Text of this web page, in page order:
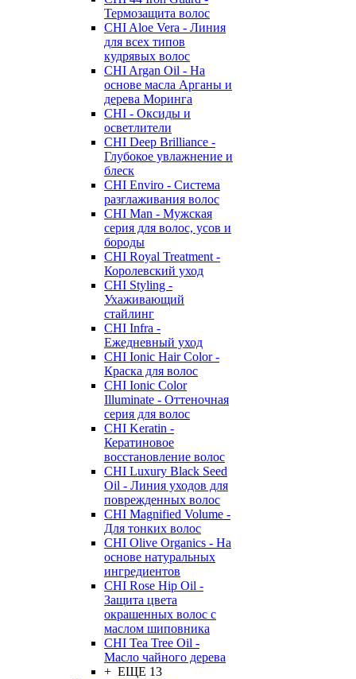
Термозащита волос
CHI Aloe Vera - Линия
для всех типов
кудрявых волос
CHI Argan Oil - На
основе масла Арганы и
дерева Моринга
CHI - Оксиды и
осветлители
CHI Deep Brilliance -
Глубокое увлажнение и
блеск
CHI Enviro - Система
разглаживания волос
CHI Man - Мужская
серия для волос, усов и
бороды
CHI Royal Treatment -
Королевский уход
CHI Styling -
Ухаживающий
стайлинг
CHI Infra -
Ежедневный уход
CHI Ionic Hair Color -
Краска для волос
CHI Ionic Color
Illuminate - Оттеночная
серия для волос
CHI Keratin -
Кератиновое
восстановление волос
CHI Luxury Black Seed
Oil - Линия уходов для
поврежденных волос
CHI Magnified Volume -
Для тонких волос
CHI Olive Organics - На
основе натуральных
ингредиентов
CHI Rose Hip Oil -
Защита цвета
окрашенных волос с
маслом шиповника
CHI Tea Tree Oil -
Масло чайного дерева
+ ЕЩЕ 13